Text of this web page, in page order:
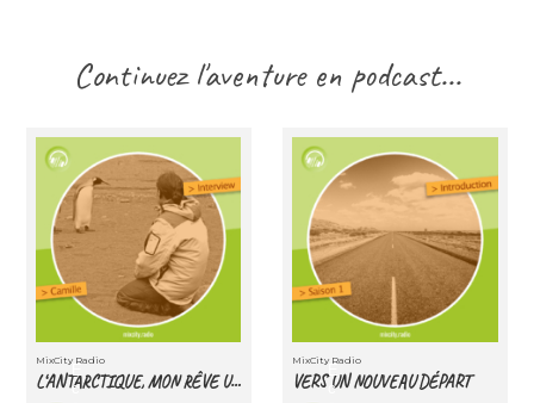
Continuez l'aventure en podcast...
L‘ANTARCTIQUE, MON RÊVE
MixCity Radio
L‘ANTARCTIQUE, MON RÊVE ULTIME
E
c
VERS UN NOUVEAU DÉPART
MixCity Radio
VERS UN NOUVEAU DÉPART
E
c